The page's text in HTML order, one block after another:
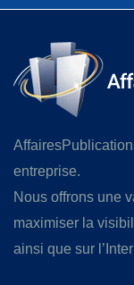
entreprise.
Nous offrons une
maximiser la
ainsi que sur